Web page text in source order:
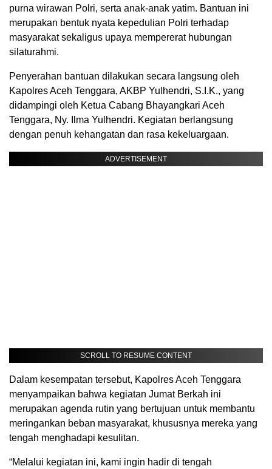
purna wirawan Polri, serta anak-anak yatim. Bantuan ini
merupakan bentuk nyata kepedulian Polri terhadap
masyarakat sekaligus upaya mempererat hubungan
silaturahmi.
Penyerahan bantuan dilakukan secara langsung oleh
Kapolres Aceh Tenggara, AKBP Yulhendri, S.I.K., yang
didampingi oleh Ketua Cabang Bhayangkari Aceh
Tenggara, Ny. Ilma Yulhendri. Kegiatan berlangsung
dengan penuh kehangatan dan rasa kekeluargaan.
ADVERTISEMENT
SCROLL TO RESUME CONTENT
Dalam kesempatan tersebut, Kapolres Aceh Tenggara
menyampaikan bahwa kegiatan Jumat Berkah ini
merupakan agenda rutin yang bertujuan untuk membantu
meringankan beban masyarakat, khususnya mereka yang
tengah menghadapi kesulitan.
“Melalui kegiatan ini, kami ingin hadir di tengah